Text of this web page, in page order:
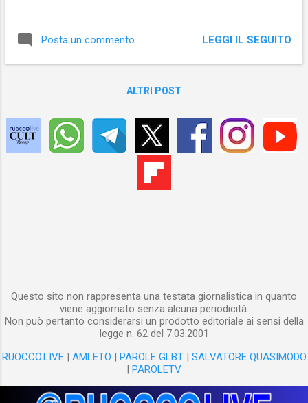
Posta un commento LEGGI IL SEGUITO
ALTRI POST
Questo sito non rappresenta una testata giornalistica in quanto
viene aggiornato senza alcuna periodicità.
Non può pertanto considerarsi un prodotto editoriale ai sensi della
legge n. 62 del 7.03.2001
RUOCCO.LIVE| AMLETO | PAROLE GLBT| SALVATORE QUASIMODO
| PAROLETV